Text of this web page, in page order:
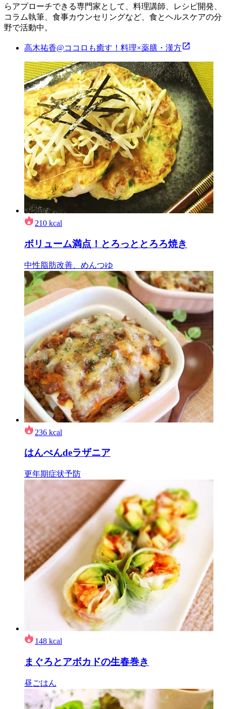
らアプローチできる専門家として、料理講師、レシピ開発、
コラム執筆、食事カウンセリングなど、食とヘルスケアの分
野で活動中。
高木祐香@ココロも癒す！料理×薬膳・漢方
210 kcal
ボリューム満点！とろっととろろ焼き
中性脂肪改善、めんつゆ
236 kcal
はんぺんdeラザニア
更年期症状予防
148 kcal
まぐろとアボカドの生春巻き
昼ごはん